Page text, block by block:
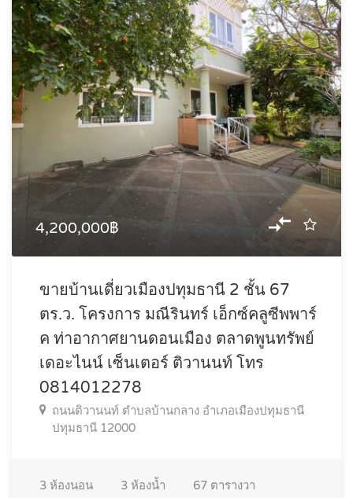
4,200,000฿
ขายบ้านเดี่ยวเมืองปทุมธานี 2 ชั้น 67
ตร.ว. โครงการ มณีรินทร์ เอ็กซ์คลูซีพพาร์
ค ท่าอากาศยานดอนเมือง ตลาดพูนทรัพย์
เดอะไนน์ เซ็นเตอร์ ติวานนท์ โทร
0814012278
ถนนติวานนท์ ตำบลบ้านกลาง อำเภอเมืองปทุมธานี
ปทุมธานี 12000
3 ห้องนอน 3 ห้องน้ำ 67 ตารางวา